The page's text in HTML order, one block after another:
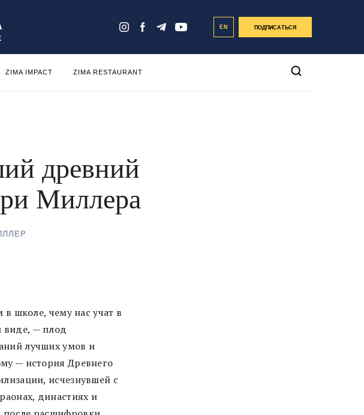
EN ПОДПИСАТЬСЯ
ZIMA IMPACT ZIMA RESTAURANT
древний
Миллера
школе, чему нас учат в
виде, — плод
лучших умов и
— история Древнего
исчезнувшей с
династиях и